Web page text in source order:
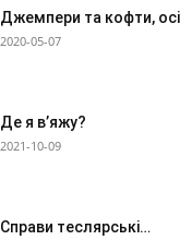
Джемпери та кофти,
2020-05-07
Де я в’яжу?
2021-10-09
Справи теслярські…